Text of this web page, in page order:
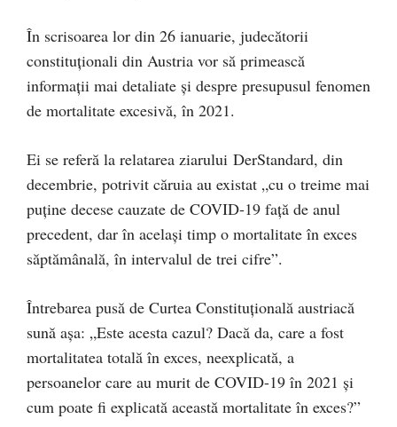
În scrisoarea lor din 26 ianuarie, judecătorii
constituționali din Austria vor să primească
informații mai detaliate și despre presupusul fenomen
de mortalitate excesivă, în 2021.
Ei se referă la relatarea ziarului DerStandard, din
decembrie, potrivit căruia au existat „cu o treime mai
puține decese cauzate de COVID-19 față de anul
precedent, dar în același timp o mortalitate în exces
săptămânală, în intervalul de trei cifre”.
Întrebarea pusă de Curtea Constituțională austriacă
sună așa: „Este acesta cazul? Dacă da, care a fost
mortalitatea totală în exces, neexplicată, a
persoanelor care au murit de COVID-19 în 2021 și
cum poate fi explicată această mortalitate în exces?”